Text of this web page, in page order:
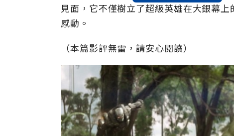
見面，它不僅樹立了超級英雄在大銀幕
感動。
（本篇影評無雷，請安心閱讀）